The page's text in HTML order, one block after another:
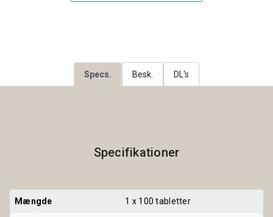
Specs. Besk. DL's
Specifikationer
Mængde 1 x 100 tabletter